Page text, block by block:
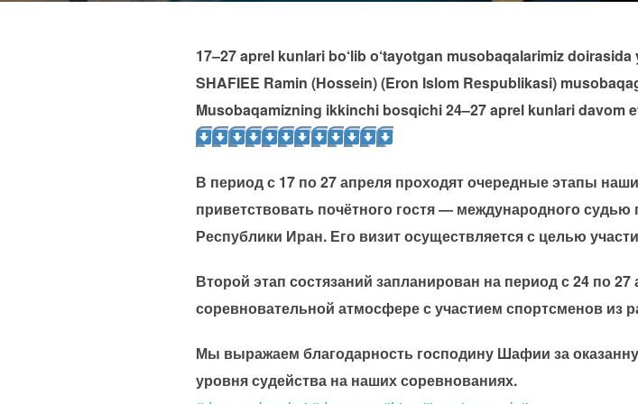
17–27 aprel kunlari bo‘lib o‘tayotgan musobaqalarimiz
SHAFIEE Ramin (Hossein) (Eron Islom Respublikasi)
Musobaqamizning ikkinchi bosqichi 24–27 aprel kunlari davom
В период с 17 по 27 апреля проходят очередные этапы
приветствовать почётного гостя — международного
Республики Иран. Его визит осуществляется с целью
Второй этап состязаний запланирован на период с 24 по
соревновательной атмосфере с участием спортсменов из
Мы выражаем благодарность господину Шафии за
уровня судейства на наших соревнованиях.